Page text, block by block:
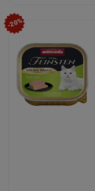
-20%